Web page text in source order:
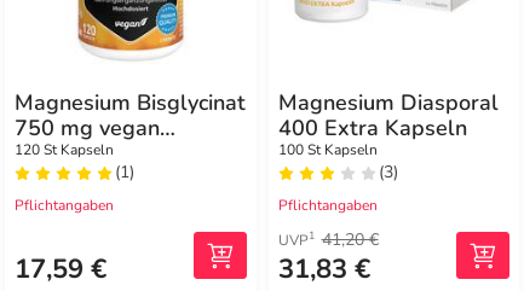
Magnesium Bisglycinat
750 mg vegan
Kapseln
120 St Kapseln
(1)
Pflichtangaben
17,59 €
Magnesium Diasporal
400 Extra Kapseln
100 St Kapseln
(3)
Pflichtangaben
UVP1 41,20 €
31,83 €